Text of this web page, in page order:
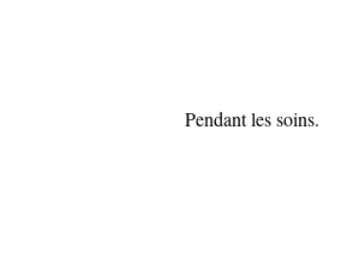
Pendant les soins.